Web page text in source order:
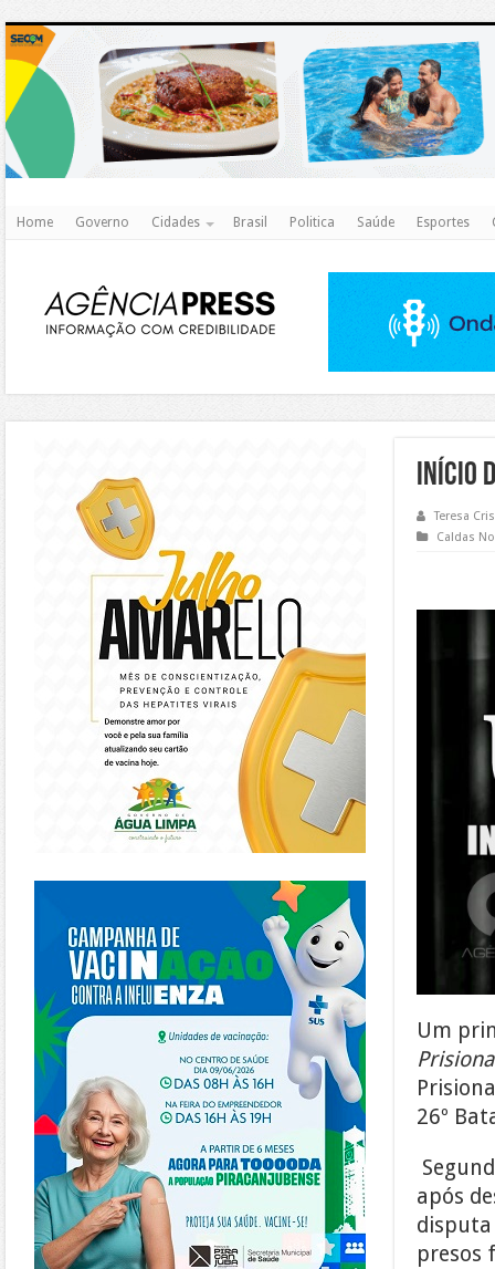
Home Governo Cidades Brasil Politica Saúde Esportes
Início
Teresa
Caldas
Um
26º
após
disputa
presos
https://piracanjuba.go.gov.br/